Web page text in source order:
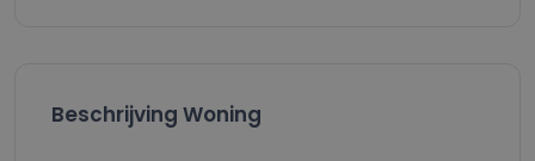
Beschrijving Woning